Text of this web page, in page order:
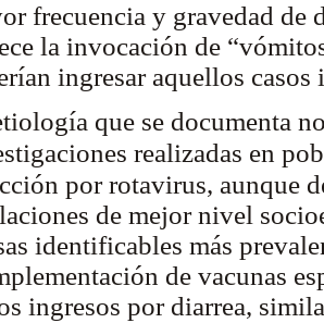
frecuencia y gravedad de
la invocación de
ingresar aquellos casos
que se documenta
realizadas en
por rotavirus, aunque
de mejor nivel
identificables más
de vacunas
ingresos por diarrea,